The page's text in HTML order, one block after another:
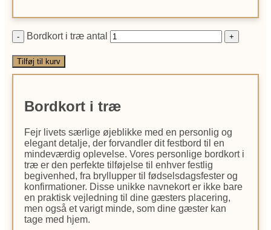
Bordkort i træ antal
Tilføj til kurv
Bordkort i træ
Fejr livets særlige øjeblikke med en personlig og
elegant detalje, der forvandler dit festbord til en
mindeværdig oplevelse. Vores personlige bordkort i
træ er den perfekte tilføjelse til enhver festlig
begivenhed, fra bryllupper til fødselsdagsfester og
konfirmationer. Disse unikke navnekort er ikke bare
en praktisk vejledning til dine gæsters placering,
men også et varigt minde, som dine gæster kan
tage med hjem.